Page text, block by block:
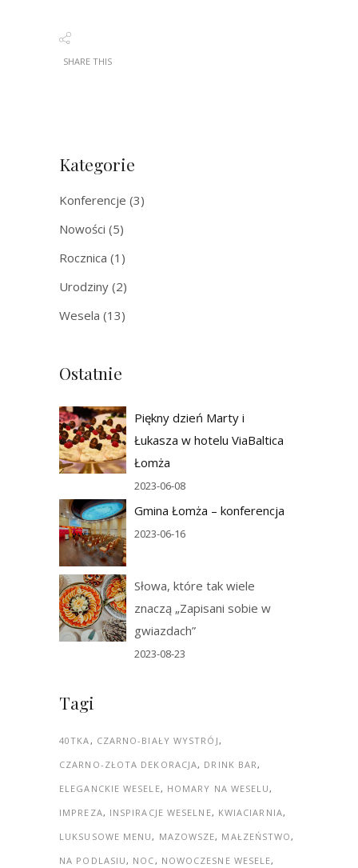
SHARE THIS
Kategorie
Konferencje (3)
Nowości (5)
Rocznica (1)
Urodziny (2)
Wesela (13)
Ostatnie
Piękny dzień Marty i
Łukasza w hotelu ViaBaltica
Łomża
2023-06-08
Gmina Łomża – konferencja
2023-06-16
Słowa, które tak wiele
znaczą „Zapisani sobie w
gwiazdach”
2023-08-23
Tagi
40TKA
CZARNO-BIAŁY WYSTRÓJ
CZARNO-ZŁOTA DEKORACJA DRINK BAR
ELEGANCKIE WESELE
HOMARY NA WESELU
IMPREZA
INSPIRACJE WESELNE
KWIACIARNIA
LUKSUSOWE MENU
MAZOWSZE MAŁZEŃSTWO
NA PODLASIU NOC
NOWOCZESNE WESELE